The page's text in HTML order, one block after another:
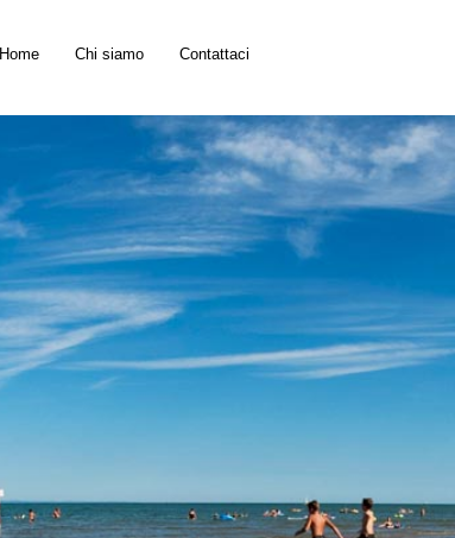
Home Chi siamo Contattaci